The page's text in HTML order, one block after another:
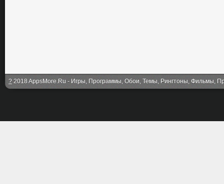
? 2018 AppsMore.Ru - Игры, Программы, Обои, Темы, Рингтоны, Фильмы,